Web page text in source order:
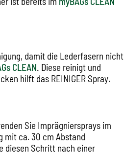
damit die Lederfasern nicht
CLEAN. Diese reinigt und
hilft das REINIGER Spray.
Sie Imprägniersprays im
mit ca. 30 cm Abstand
diesen Schritt nach einer